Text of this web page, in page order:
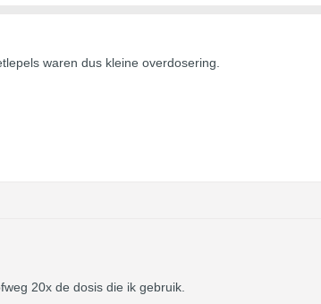
waren dus kleine overdosering.
20x de dosis die ik gebruik.